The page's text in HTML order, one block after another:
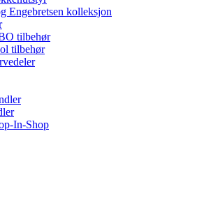
Engebretsen kolleksjon
tilbehør
tilbehør
In-Shop